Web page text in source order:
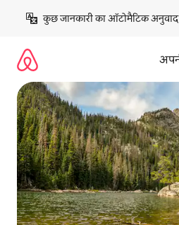
छोड़कर
कॉन्टेंट
कुछ जानकारी का ऑटोमैटिक अनुवाद